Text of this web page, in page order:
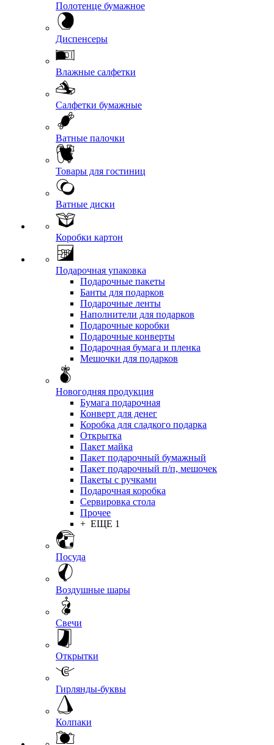
Полотенце бумажное
Диспенсеры
Влажные салфетки
Салфетки бумажные
Ватные палочки
Товары для гостиниц
Ватные диски
Коробки картон
Подарочная упаковка
Подарочные пакеты
Банты для подарков
Подарочные ленты
Наполнители для подарков
Подарочные коробки
Подарочные конверты
Подарочная бумага и пленка
Мешочки для подарков
Новогодняя продукция
Бумага подарочная
Конверт для денег
Коробка для сладкого подарка
Открытка
Пакет майка
Пакет подарочный бумажный
Пакет подарочный п/п, мешочек
Пакеты с ручками
Подарочная коробка
Сервировка стола
Прочее
+ ЕЩЕ 1
Посуда
Воздушные шары
Свечи
Открытки
Гирлянды-буквы
Колпаки